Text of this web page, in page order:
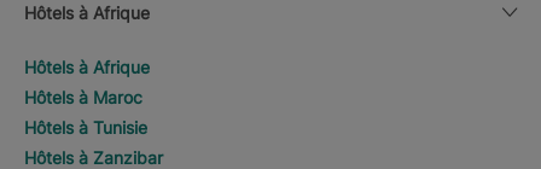
Hôtels à Afrique
Hôtels à Afrique
Hôtels à Maroc
Hôtels à Tunisie
Hôtels à Zanzibar